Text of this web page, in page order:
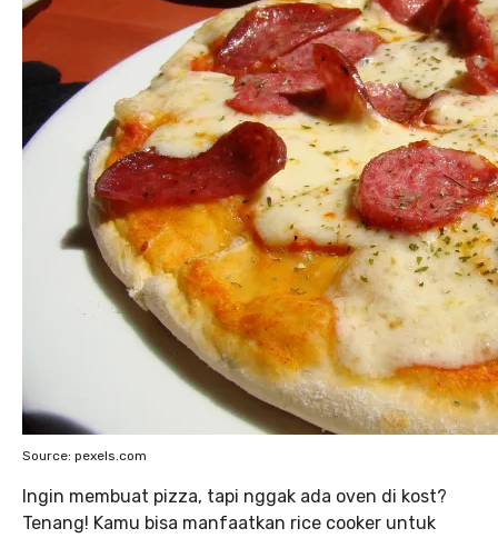
Source: pexels.com
Ingin membuat pizza, tapi nggak ada oven di kost?
Tenang! Kamu bisa manfaatkan rice cooker untuk